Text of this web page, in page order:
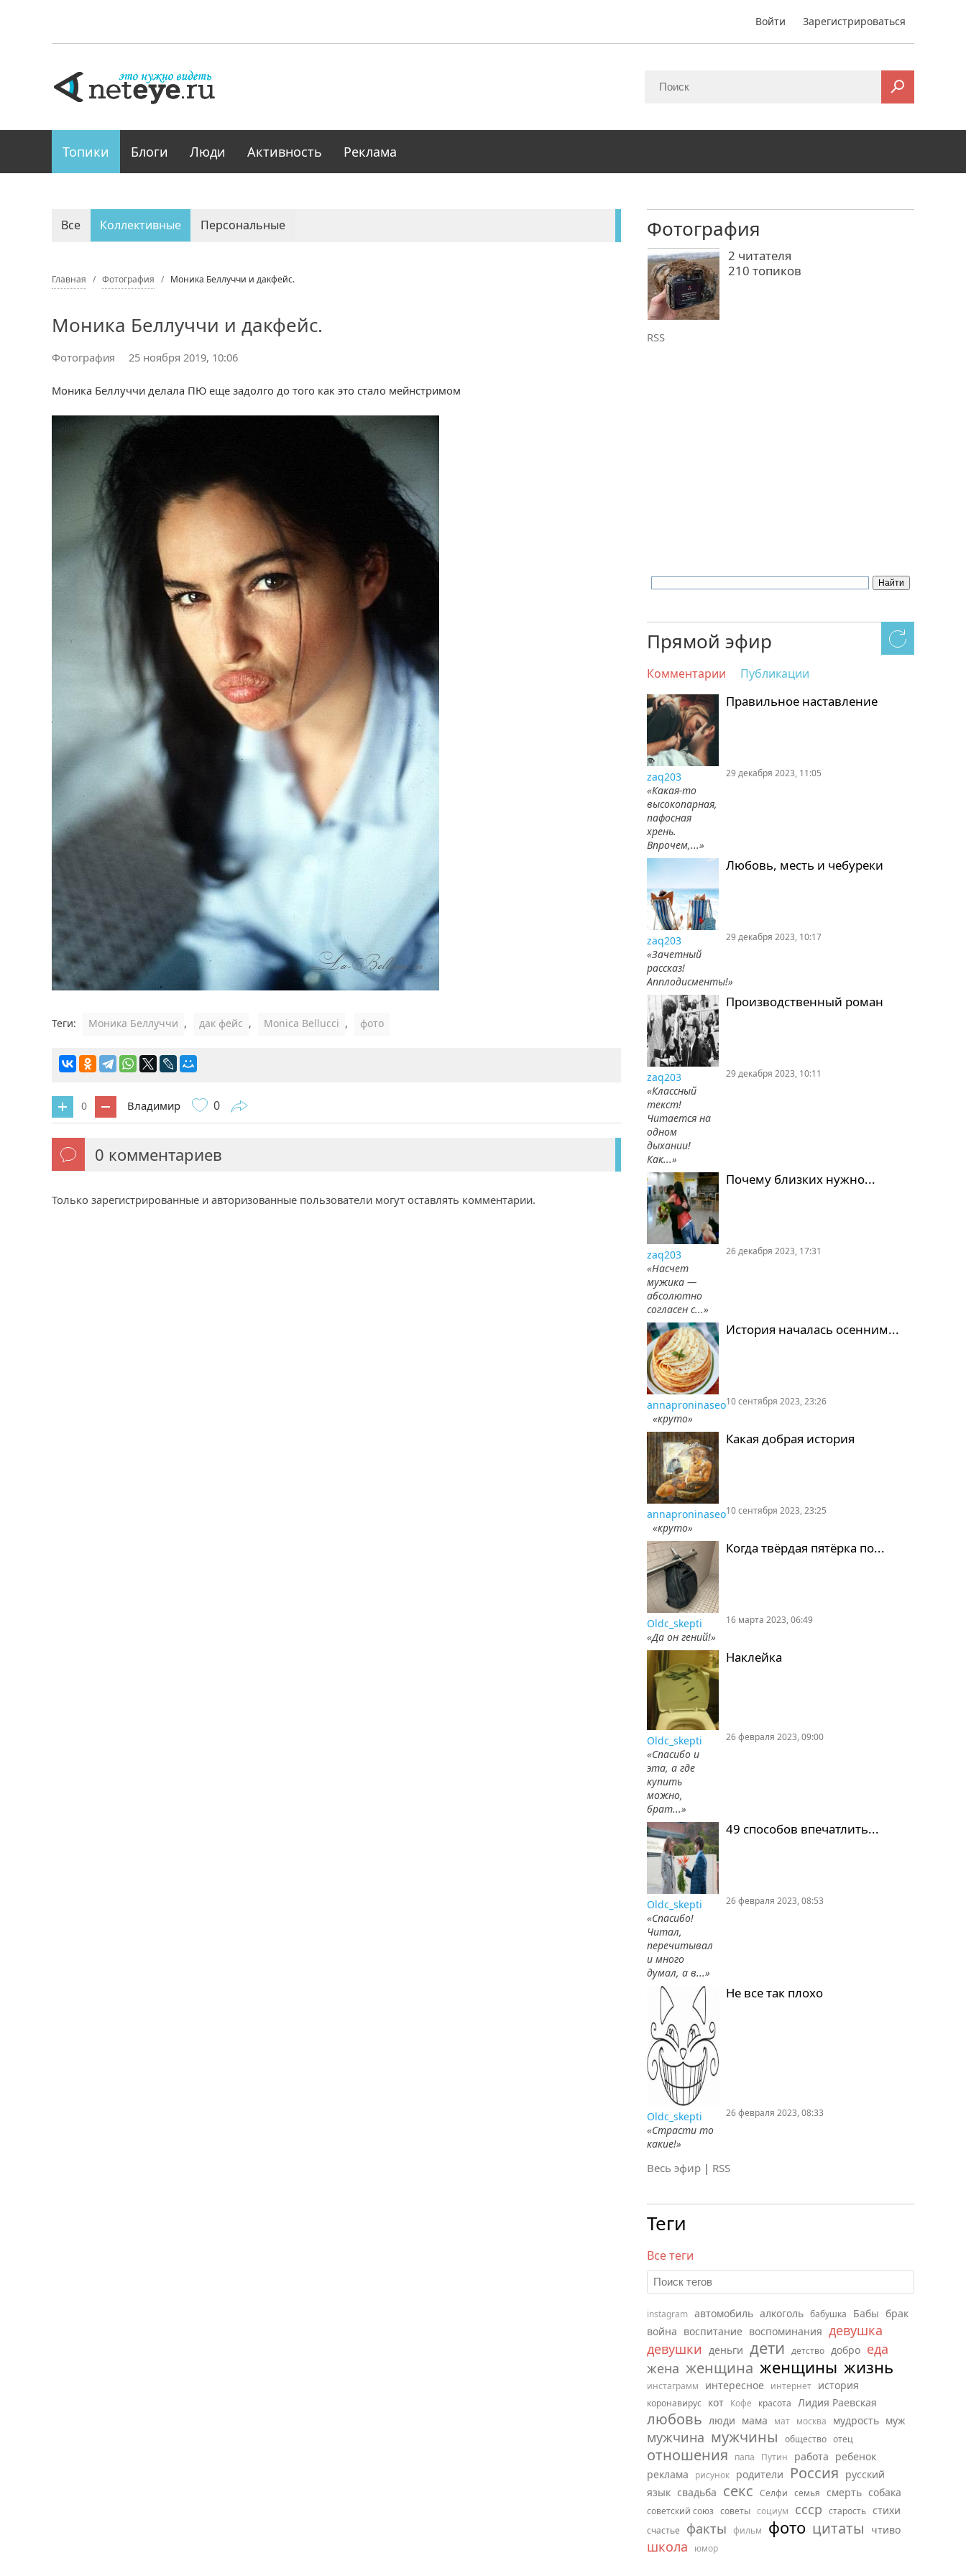
Войти Зарегистрироваться
Топики Блоги Люди Активность Реклама
Все Коллективные Персональные
Главная Фотография Моника Беллуччи и дакфейс.
Моника Беллуччи и дакфейс.
Фотография 25 ноября 2019, 10:06
Моника Беллуччи делала ПЮ еще задолго до того как это стало мейнстримом
Теги: Моника Беллуччи , дак фейс , Monica Bellucci , фото
0 Владимир 0
0 комментариев
Только зарегистрированные и авторизованные пользователи могут оставлять комментарии.
Фотография
2 читателя
210 топиков
RSS
Прямой эфир
Комментарии Публикации
Правильное наставление
zaq203
«Какая-то
высокопарная,
пафосная
хрень.
Впрочем,...»
29 декабря 2023, 11:05
Любовь, месть и чебуреки
zaq203
«Зачетный
рассказ!
Апплодисменты!»
29 декабря 2023, 10:17
Производственный роман
zaq203
«Классный
текст!
Читается на
одном
дыхании!
Как...»
29 декабря 2023, 10:11
Почему близких нужно...
zaq203
«Насчет
мужика —
абсолютно
согласен с...»
26 декабря 2023, 17:31
История началась осенним...
annaproninaseo
«круто»
10 сентября 2023, 23:26
Какая добрая история
annaproninaseo
«круто»
10 сентября 2023, 23:25
Когда твёрдая пятёрка по...
Oldc_skepti
«Да он гений!»
16 марта 2023, 06:49
Наклейка
Oldc_skepti
«Спасибо и
эта, а где
купить
можно,
брат...»
26 февраля 2023, 09:00
49 способов впечатлить...
Oldc_skepti
«Спасибо!
Читал,
перечитывал
и много
думал, а в...»
26 февраля 2023, 08:53
Не все так плохо
Oldc_skepti
«Страсти то
какие!»
26 февраля 2023, 08:33
Весь эфир | RSS
Теги
Все теги
instagram автомобиль алкоголь бабушка Бабы брак
война воспитание воспоминания девушка
девушки деньги дети детство добро еда
жена женщина женщины жизнь
инстаграмм интересное интернет история
коронавирус кот Кофе красота Лидия Раевская
любовь люди мама мат москва мудрость муж
мужчина мужчины общество отец
отношения папа Путин работа ребенок
реклама
рисунок родители Россия русский
язык свадьба секс Селфи семья смерть собака
советский союз советы социум ссср старость стихи
счастье факты фильм фото цитаты чтиво
школа юмор